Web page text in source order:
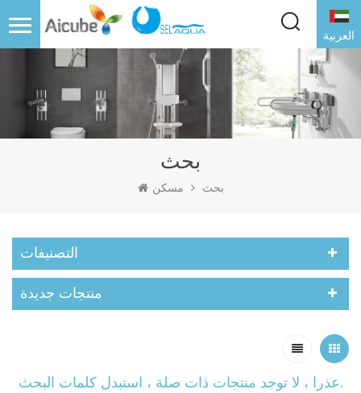
العربية
بحث
مسكن بحث
التصنيفات
منتجات جديدة
عذرا ، لا توجد منتجات ذات صلة ، استبدل كلمات البحث.